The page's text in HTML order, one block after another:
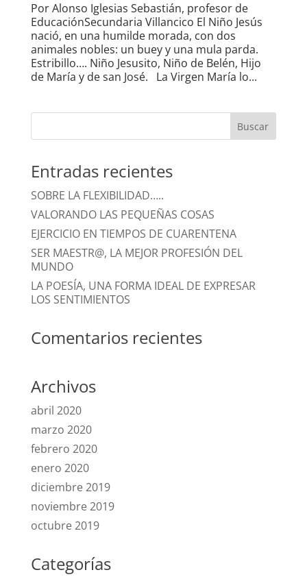
Por Alonso Iglesias Sebastián, profesor de
EducaciónSecundaria Villancico El Niño Jesús
nació, en una humilde morada, con dos
animales nobles: un buey y una mula parda.
Estribillo…. Niño Jesusito, Niño de Belén, Hijo
de María y de san José. La Virgen María lo...
Entradas recientes
SOBRE LA FLEXIBILIDAD…..
VALORANDO LAS PEQUEÑAS COSAS
EJERCICIO EN TIEMPOS DE CUARENTENA
SER MAESTR@, LA MEJOR PROFESIÓN DEL
MUNDO
LA POESÍA, UNA FORMA IDEAL DE EXPRESAR
LOS SENTIMIENTOS
Comentarios recientes
Archivos
abril 2020
marzo 2020
febrero 2020
enero 2020
diciembre 2019
noviembre 2019
octubre 2019
Categorías